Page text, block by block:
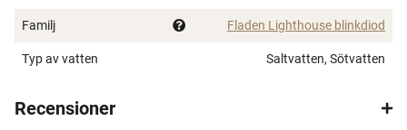
Batteriet går ej att byta.
Dimension:
Familj Fladen Lighthouse blinkdiod
Typ av vatten Saltvatten, Sötvatten
Recensioner